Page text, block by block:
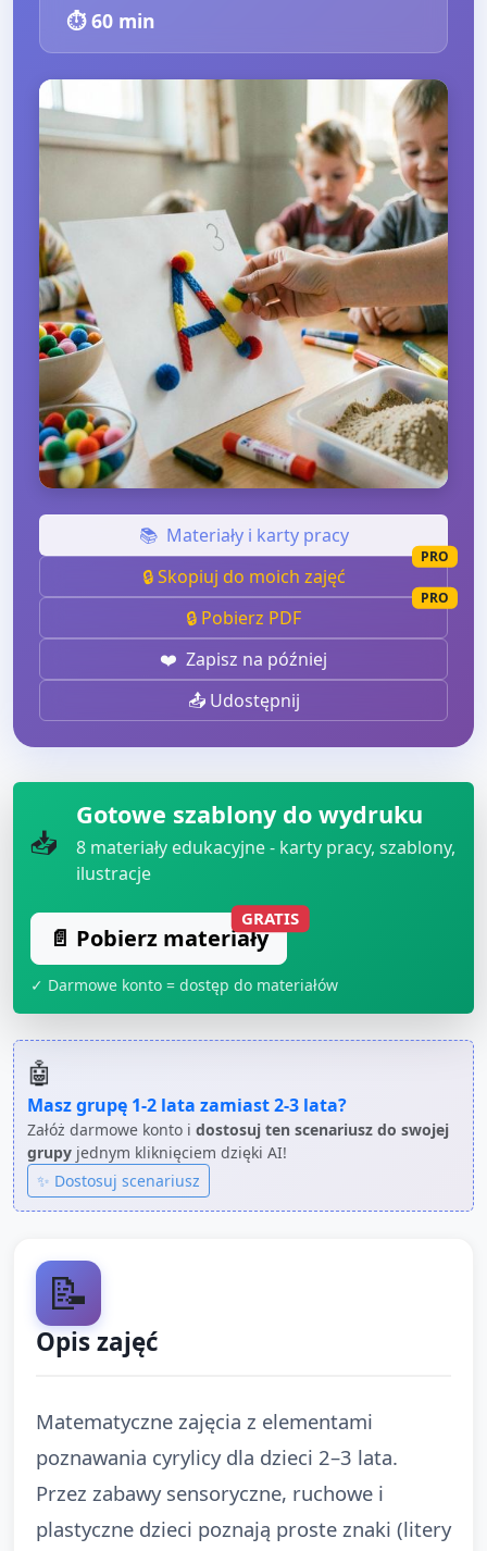
⏱️60 min
📚 Materiały i karty pracy
🔒 Skopiuj do moich zajęć
PRO
🔒 Pobierz PDF
PRO
❤️ Zapisz na później
📤 Udostępnij
📥
Gotowe szablony do wydruku
8 materiały edukacyjne - karty pracy, szablony,
ilustracje
📄 Pobierz materiały
GRATIS
✓ Darmowe konto = dostęp do materiałów
🤖
Masz grupę 1-2 lata zamiast2-3 lata?
Załóż darmowe konto i dostosuj ten scenariusz do swojej
grupy jednym kliknięciem dzięki AI!
✨ Dostosuj scenariusz
📝
Opis zajęć
Matematyczne zajęcia z elementami
poznawania cyrylicy dla dzieci 2–3 lata.
Przez zabawy sensoryczne, ruchowe i
plastyczne dzieci poznają proste znaki (litery